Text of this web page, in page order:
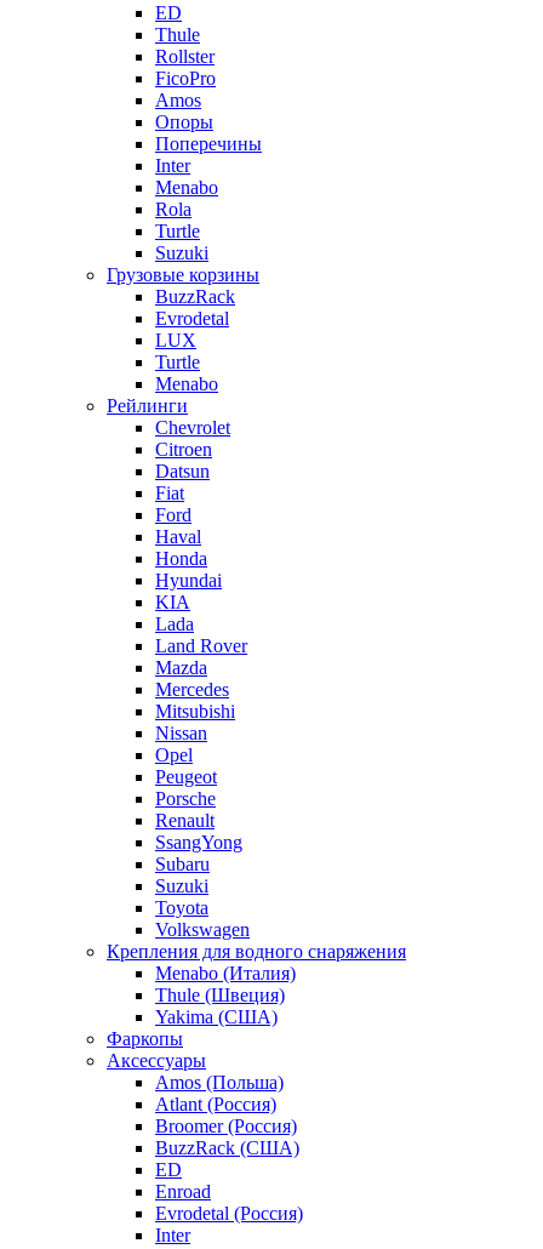
ED
Thule
Rollster
FicoPro
Amos
Опоры
Поперечины
Inter
Menabo
Rola
Turtle
Suzuki
Грузовые корзины
BuzzRack
Evrodetal
LUX
Turtle
Menabo
Рейлинги
Chevrolet
Citroen
Datsun
Fiat
Ford
Haval
Honda
Hyundai
KIA
Lada
Land Rover
Mazda
Mercedes
Mitsubishi
Nissan
Opel
Peugeot
Porsche
Renault
SsangYong
Subaru
Suzuki
Toyota
Volkswagen
Крепления для водного снаряжения
Menabo (Италия)
Thule (Швеция)
Yakima (США)
Фаркопы
Аксессуары
Amos (Польша)
Atlant (Россия)
Broomer (Россия)
BuzzRack (США)
ED
Enroad
Evrodetal (Россия)
Inter